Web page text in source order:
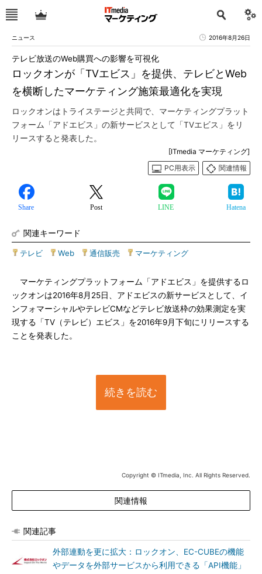
ニュース 2016年8月26日
ロックオンが「TVエビス」を提供、テレビとWeb
を横断したマーケティング施策最適化を実現
テレビ放送のWeb購買への影響を可視化
ロックオンはトライステージと共同で、マーケティングプラット
フォーム「アドエビス」の新サービスとして「TVエビス」をリ
リースすると発表した。
[ITmedia マーケティング]
PC用表示
関連情報
Share Post LINE Hatena
関連キーワード
テレビ Web 通信販売 マーケティング
マーケティングプラットフォーム「アドエビス」を提供するロ
ックオンは2016年8月25日、アドエビスの新サービスとして、イ
ンフォマーシャルやテレビCMなどテレビ放送枠の効果測定を実
現する「TV（テレビ）エビス」を2016年9月下旬にリリースする
ことを発表した。
続きを読む
Copyright © ITmedia, Inc. All Rights Reserved.
関連情報
関連記事
外部連動を更に拡大：ロックオン、EC-CUBEの機能
やデータを外部サービスから利用できる「API機能」